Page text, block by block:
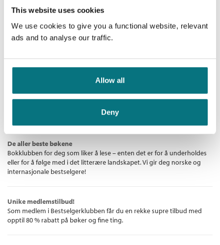
This website uses cookies
We use cookies to give you a functional website, relevant
ads and to analyse our traffic.
Allow all
Deny
Adelaide må love adoptivmoren sin å holde på en sjokkerende
for alltid.
Anna Stuart
Nedlastbar lydbok
Bestselgerklubben - De beste boknyhetene
De aller beste bøkene
Bokklubben for deg som liker å lese – enten det er for å underholdes
eller for å følge med i det litterære landskapet. Vi gir deg norske og
internasjonale bestselgere!
Unike medlemstilbud!
Som medlem i Bestselgerklubben får du en rekke supre tilbud med
opptil 80 % rabatt på bøker og fine ting.